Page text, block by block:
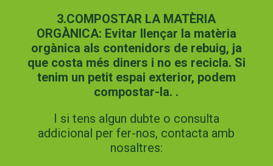
3.COMPOSTAR LA MATÈRIA
ORGÀNICA: Evitar llençar la matèria
orgànica als contenidors de rebuig, ja
que costa més diners i no es recicla. Si
tenim un petit espai exterior, podem
compostar-la. .
I si tens algun dubte o consulta
addicional per fer-nos, contacta amb
nosaltres: